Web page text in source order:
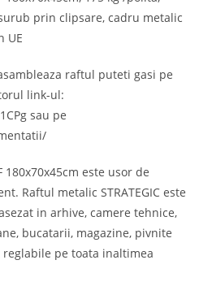
prin clipsare, cadru metalic
UE
raftul puteti gasi pe
link-ul:
sau pe
este usor de
Raftul metalic STRATEGIC este
in arhive, camere tehnice,
bucatarii, magazine, pivnite
pe toata inaltimea